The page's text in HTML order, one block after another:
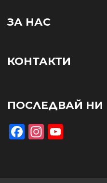
ЗА НАС
КОНТАКТИ
ПОСЛЕДВАЙ НИ
Facebook
Instagram